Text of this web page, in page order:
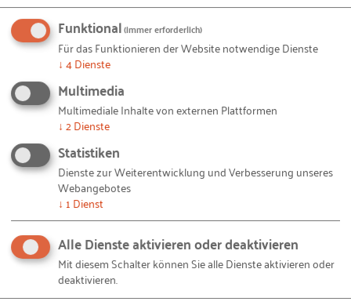
Telefon: +49 (0) 6196 495-2817
E-Mail:kroggel(at)rkw.de
Konzept und technische Umsetzung
Dr. Steffen Kroggel
RKW Kompetenzzentrum
Telefon: +49 (0) 6196 495-2817
E-Mail:kroggel(at)rkw.de
Urheber- und Leistungsschutzrechte
Die durch den Seitenbetreiber erstellten Inhalte
und Werke auf diesen Seiten unterliegen dem
deutschen Urheberrecht. Die Vervielfältigung,
Funktional(immer erforderlich)
Für das Funktionieren der Website notwendige Dienste
↓ 4Dienste
Multimedia
Multimediale Inhalte von externen Plattformen
↓ 2Dienste
Statistiken
Dienste zur Weiterentwicklung und Verbesserung unseres
Webangebotes
↓ 1 Dienst
Alle Dienste aktivieren oder deaktivieren
Mit diesem Schalter können Sie alle Dienste aktivieren oder
deaktivieren.